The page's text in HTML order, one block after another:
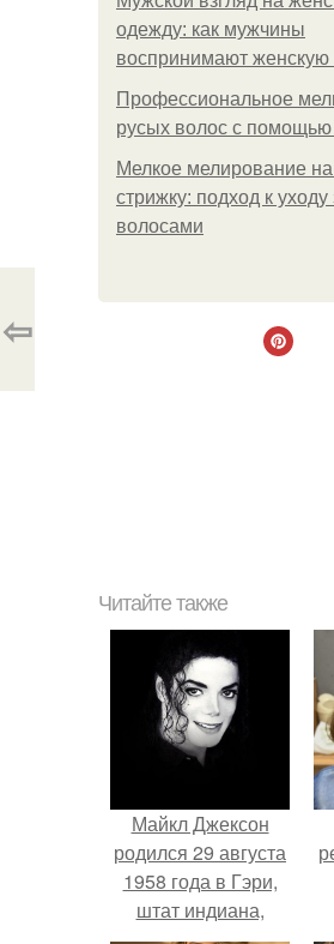
одежду: как мужчины
воспринимают женскую
Профессиональное
русых волос с помощью
Мелкое мелирование
стрижку: подход к уходу
волосами
⇦
Читайте также
Майкл Джексон
родился 29 августа
1958 года в Гэри,
штат индиана,